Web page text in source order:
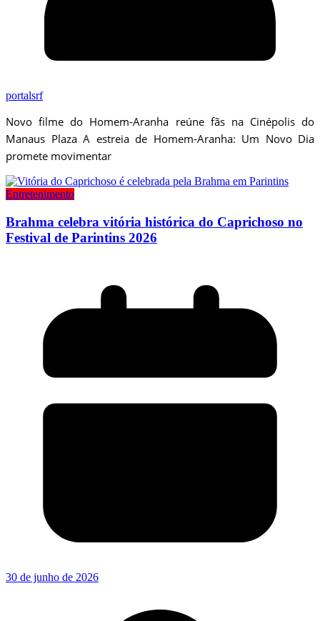
portalsrf
Novo filme do Homem-Aranha reúne fãs na Cinépolis do
Manaus Plaza A estreia de Homem-Aranha: Um Novo Dia
promete movimentar
Entretenimento
Brahma celebra vitória histórica do Caprichoso no
Festival de Parintins 2026
30 de junho de 2026